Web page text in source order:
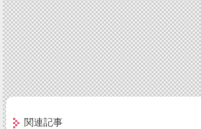
関連記事